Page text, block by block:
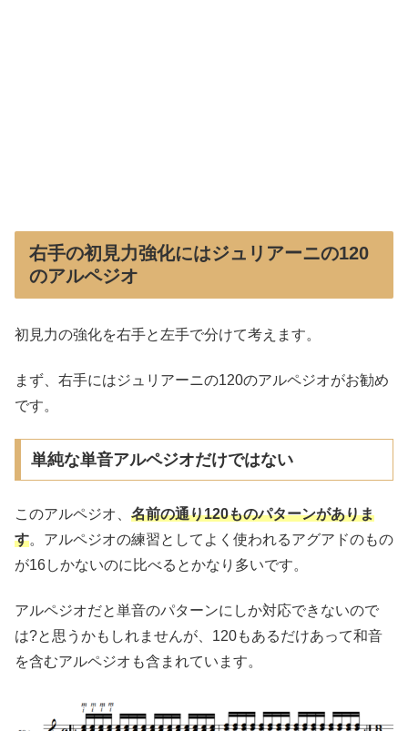
右手の初見力強化にはジュリアーニの120
のアルペジオ
初見力の強化を右手と左手で分けて考えます。
まず、右手にはジュリアーニの120のアルペジオがお勧め
です。
単純な単音アルペジオだけではない
このアルペジオ、 名前の通り120ものパターンがありま
す。アルペジオの練習としてよく使われるアグアドのもの
が16しかないのに比べるとかなり多いです。
アルペジオだと単音のパターンにしか対応できないので
は?と思うかもしれませんが、120もあるだけあって和音
を含むアルペジオも含まれています。